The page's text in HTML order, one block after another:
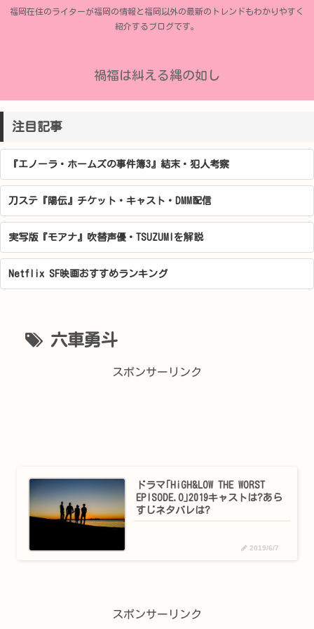
福岡在住のライターが福岡の情報と福岡以外の最新のトレンドもわかりやすく
紹介するブログです。
禍福は糾える縄の如し
注目記事
『エノーラ・ホームズの事件簿3』結末・犯人考察
刀ステ『陽伝』チケット・キャスト・DMM配信
実写版『モアナ』吹替声優・TSUZUMIを解説
Netflix SF映画おすすめランキング
六車勇斗
スポンサーリンク
ドラマ｢HiGH&LOW THE WORST
EPISODE.O｣2019キャストは?あら
すじネタバレは?
2019/6/7
スポンサーリンク